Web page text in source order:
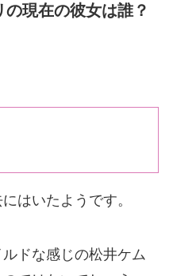
現在の彼女は誰？
はいたようです。
ドな感じの松井ケム